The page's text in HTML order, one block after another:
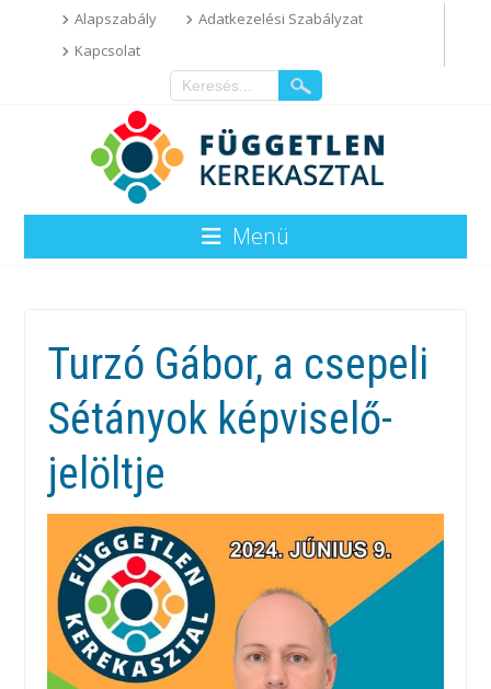
Alapszabály
Adatkezelési Szabályzat
Kapcsolat
Menü
Turzó Gábor, a csepeli
Sétányok képviselő-
jelöltje